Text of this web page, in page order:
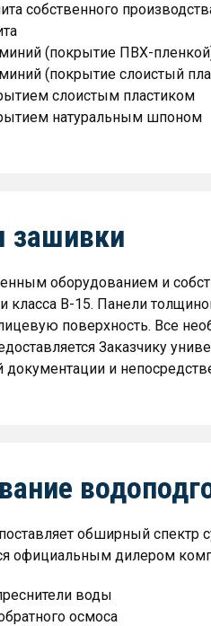
собственного
(покрытие ПВХ-
(покрытие слоистый
слоистым пластиком
натуральным шпоном
зашивки
оборудованием и
класса B-15. Панели
поверхность. Все
Заказчику
документации и
обширный спектр
официальным дилером
воды
осмоса